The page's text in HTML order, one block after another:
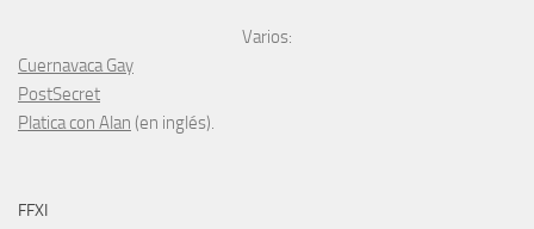
Varios:
Cuernavaca Gay
PostSecret
Platica con Alan (en inglés).
FFXI